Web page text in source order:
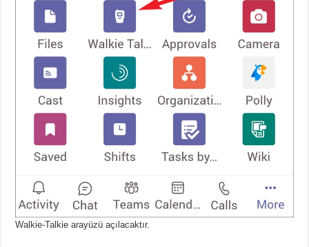
Walkie-Talkie arayüzü açılacaktır.